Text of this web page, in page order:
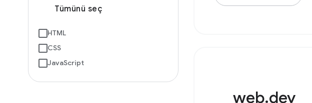
Tümünü seç
HTML
CSS
JavaScript
web.dev